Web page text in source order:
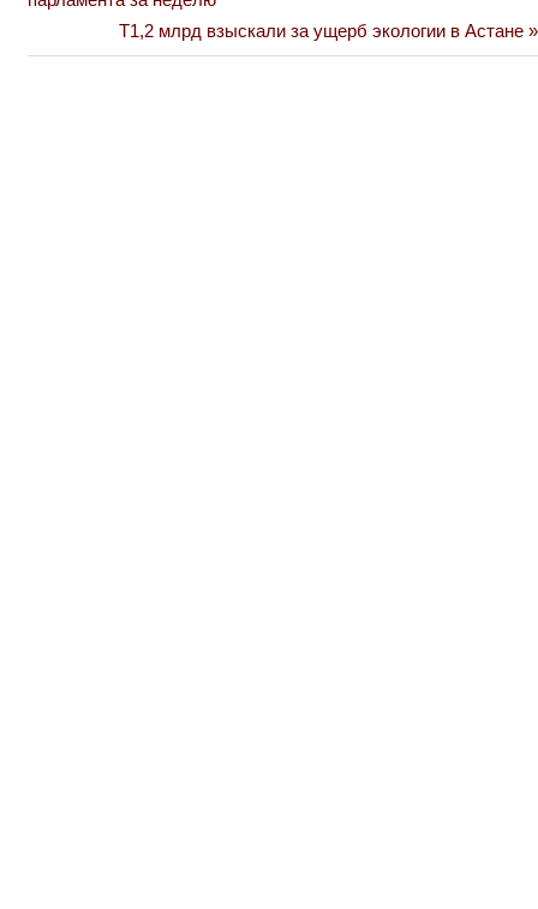
Next
Post:
Т1,2 млрд взыскали за ущерб экологии в Астане